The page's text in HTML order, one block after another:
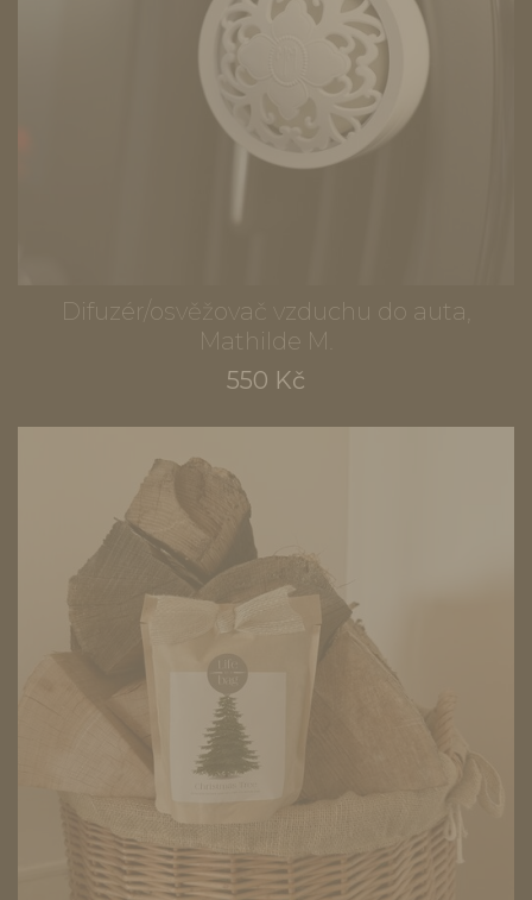
Difuzér/osvěžovač vzduchu do auta,
Mathilde M.
550 Kč